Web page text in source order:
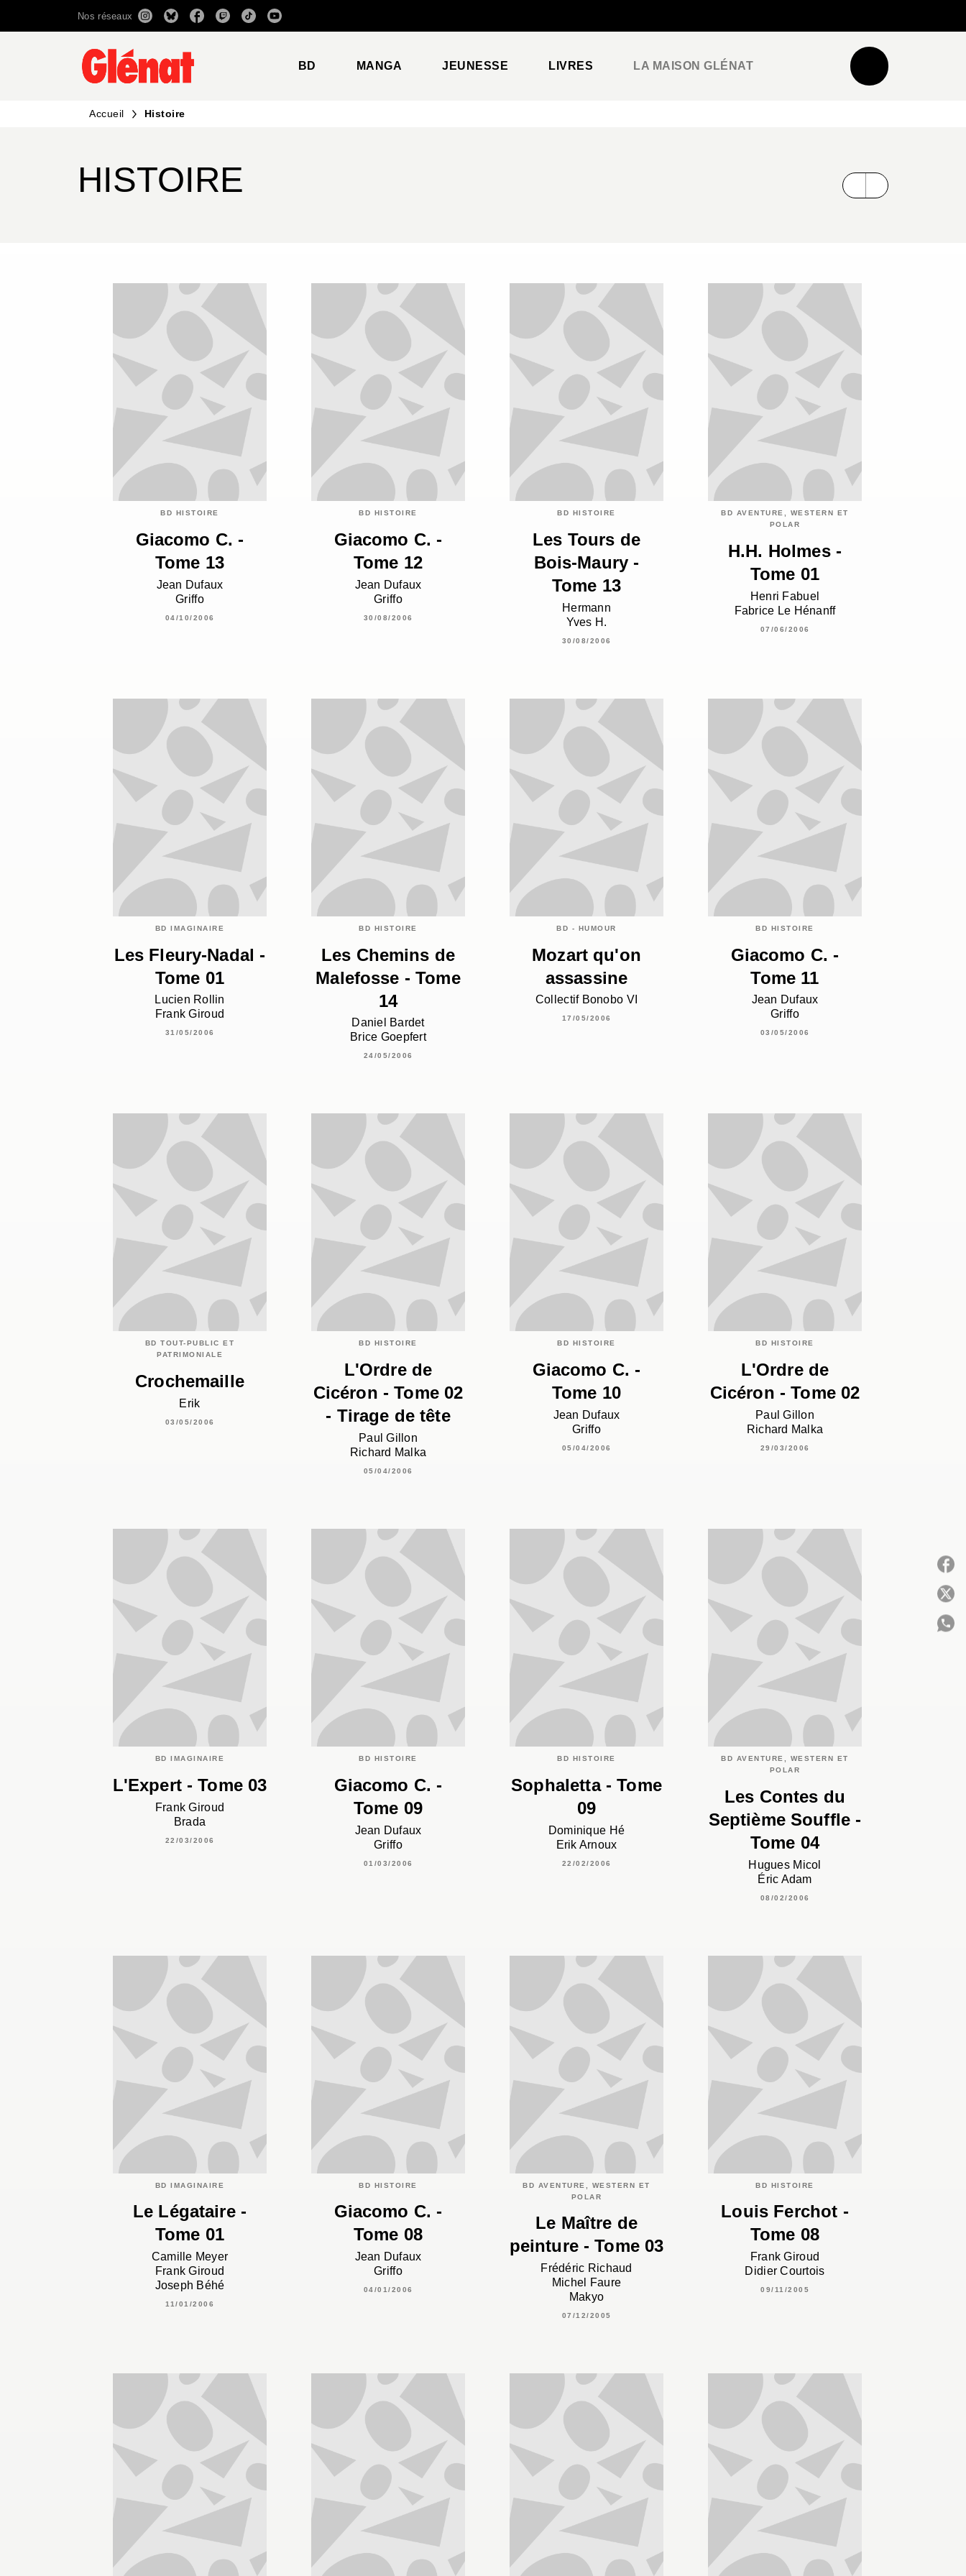
RECHERCHE CONTENU
Nos réseaux
BD MANGA JEUNESSE LIVRES LA MAISON GLÉNAT
Accueil Histoire
HISTOIRE
BD HISTOIRE
Giacomo C. -
Tome 13
Jean Dufaux
Griffo
04/10/2006
BD HISTOIRE
Giacomo C. -
Tome 12
Jean Dufaux
Griffo
30/08/2006
BD HISTOIRE
Les Tours de
Bois-Maury -
Tome 13
Hermann
Yves H.
30/08/2006
BD AVENTURE, WESTERN ET
POLAR
H.H. Holmes -
Tome 01
Henri Fabuel
Fabrice Le Hénanff
07/06/2006
BD IMAGINAIRE
Les Fleury-Nadal -
Tome 01
Lucien Rollin
Frank Giroud
31/05/2006
BD HISTOIRE
Les Chemins de
Malefosse - Tome
14
Daniel Bardet
Brice Goepfert
24/05/2006
BD - HUMOUR
Mozart qu'on
assassine
Collectif Bonobo VI
17/05/2006
BD HISTOIRE
Giacomo C. -
Tome 11
Jean Dufaux
Griffo
03/05/2006
BD TOUT-PUBLIC ET
PATRIMONIALE
Crochemaille
Erik
03/05/2006
BD HISTOIRE
L'Ordre de
Cicéron - Tome 02
- Tirage de tête
Paul Gillon
Richard Malka
05/04/2006
BD HISTOIRE
Giacomo C. -
Tome 10
Jean Dufaux
Griffo
05/04/2006
BD HISTOIRE
L'Ordre de
Cicéron - Tome 02
Paul Gillon
Richard Malka
29/03/2006
BD IMAGINAIRE
L'Expert - Tome 03
Frank Giroud
Brada
22/03/2006
BD HISTOIRE
Giacomo C. -
Tome 09
Jean Dufaux
Griffo
01/03/2006
BD HISTOIRE
Sophaletta - Tome
09
Dominique Hé
Erik Arnoux
22/02/2006
BD AVENTURE, WESTERN ET
POLAR
Les Contes du
Septième Souffle -
Tome 04
Hugues Micol
Éric Adam
08/02/2006
BD IMAGINAIRE
Le Légataire -
Tome 01
Camille Meyer
Frank Giroud
Joseph Béhé
11/01/2006
BD HISTOIRE
Giacomo C. -
Tome 08
Jean Dufaux
Griffo
04/01/2006
BD AVENTURE, WESTERN ET
POLAR
Le Maître de
peinture - Tome 03
Frédéric Richaud
Michel Faure
Makyo
07/12/2005
BD HISTOIRE
Louis Ferchot -
Tome 08
Frank Giroud
Didier Courtois
09/11/2005